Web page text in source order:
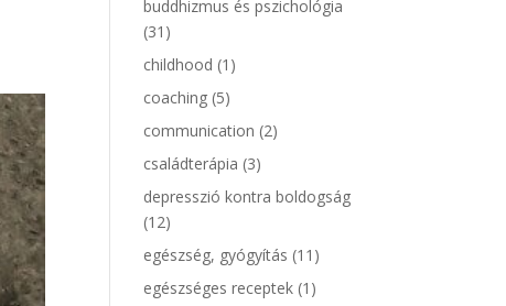
buddhizmus és pszichológia
(31)
childhood (1)
coaching (5)
communication (2)
családterápia (3)
depresszió kontra boldogság
(12)
egészség, gyógyítás (11)
egészséges receptek (1)